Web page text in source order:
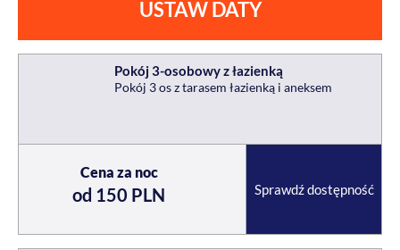
USTAW DATY
Pokój 3-osobowy z łazienką
Pokój 3 os z tarasem łazienką i aneksem
Cena za noc
od 150 PLN Sprawdź dostępność